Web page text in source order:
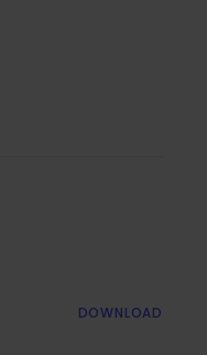
DOWNLOAD